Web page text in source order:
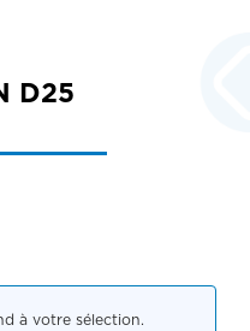
D25
à votre sélection.